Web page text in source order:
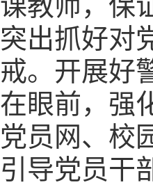
课教师，保
突出抓好对
戒。开展好
在眼前，强
党员网、校
引导党员干